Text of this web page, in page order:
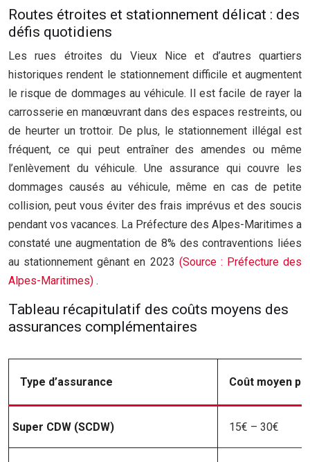
Routes étroites et stationnement délicat : des
défis quotidiens
Les rues étroites du Vieux Nice et d’autres quartiers
historiques rendent le stationnement difficile et augmentent
le risque de dommages au véhicule. Il est facile de rayer la
carrosserie en manœuvrant dans des espaces restreints, ou
de heurter un trottoir. De plus, le stationnement illégal est
fréquent, ce qui peut entraîner des amendes ou même
l’enlèvement du véhicule. Une assurance qui couvre les
dommages causés au véhicule, même en cas de petite
collision, peut vous éviter des frais imprévus et des soucis
pendant vos vacances. La Préfecture des Alpes-Maritimes a
constaté une augmentation de 8% des contraventions liées
au stationnement gênant en 2023 (Source : Préfecture des
Alpes-Maritimes) .
Tableau récapitulatif des coûts moyens des
assurances complémentaires
Type d’assurance Coût moyen
Super CDW (SCDW) 15€ – 30€